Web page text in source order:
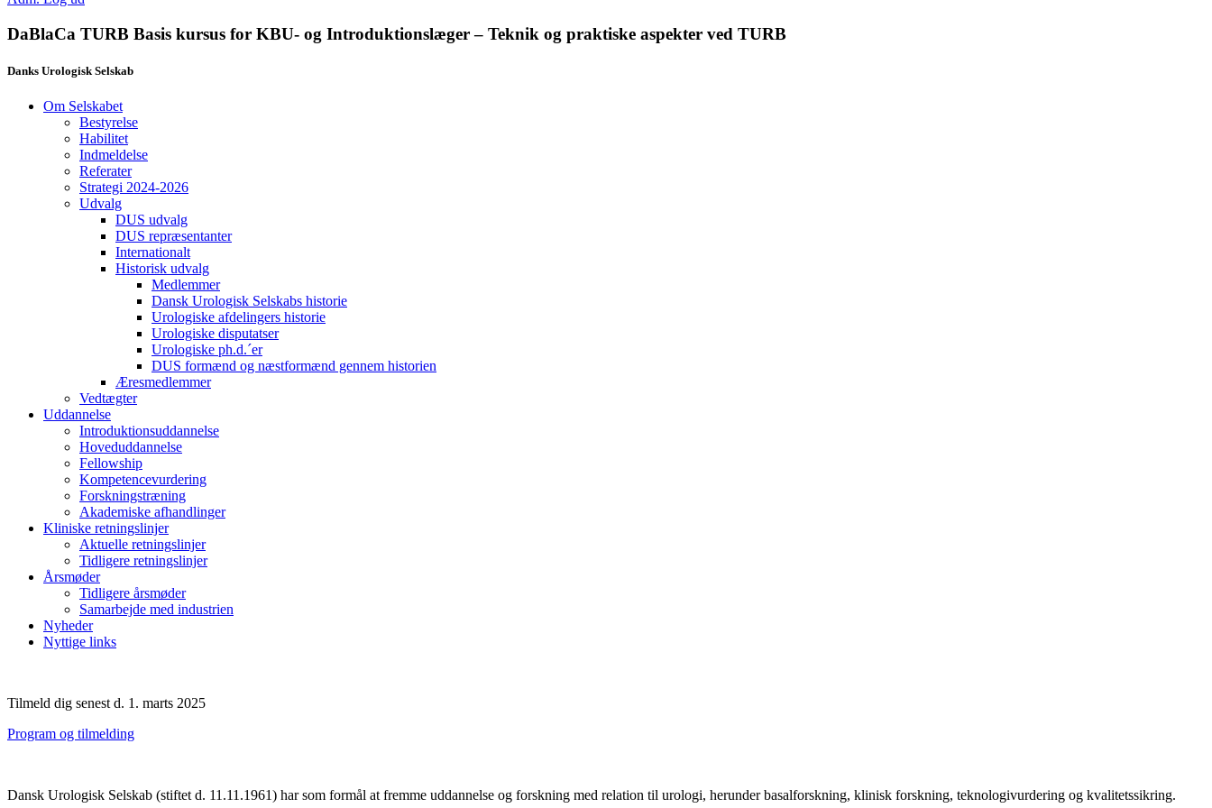
DaBlaCa TURB Basis kursus for KBU- og Introduktionslæger – Teknik og praktiske aspekter ved TURB
Danks Urologisk Selskab
Om Selskabet
Bestyrelse
Habilitet
Indmeldelse
Referater
Strategi 2024-2026
Udvalg
DUS udvalg
DUS repræsentanter
Internationalt
Historisk udvalg
Medlemmer
Dansk Urologisk Selskabs historie
Urologiske afdelingers historie
Urologiske disputatser
Urologiske ph.d.´er
DUS formænd og næstformænd gennem historien
Æresmedlemmer
Vedtægter
Uddannelse
Introduktionsuddannelse
Hoveduddannelse
Fellowship
Kompetencevurdering
Forskningstræning
Akademiske afhandlinger
Kliniske retningslinjer
Aktuelle retningslinjer
Tidligere retningslinjer
Årsmøder
Tidligere årsmøder
Samarbejde med industrien
Nyheder
Nyttige links
Tilmeld dig senest d. 1. marts 2025
Program og tilmelding
Dansk Urologisk Selskab (stiftet d. 11.11.1961) har som formål at fremme uddannelse og forskning med relation til urologi, herunder basalforskning, klinisk forskning, teknologivurdering og kvalitetssikring.